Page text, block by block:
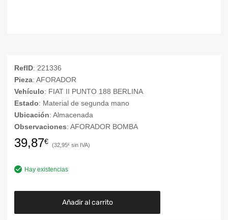
RefID: 221336
Pieza: AFORADOR
Vehículo: FIAT II PUNTO 188 BERLINA
Estado: Material de segunda mano
Ubicación: Almacenada
Observaciones: AFORADOR BOMBA
39,87€ 32,95€
Hay existencias
Añadir al carrito